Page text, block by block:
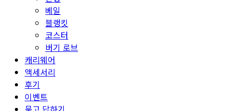
베일
블랭킷
코스터
버기 로브
캐리웨어
액세서리
후기
이벤트